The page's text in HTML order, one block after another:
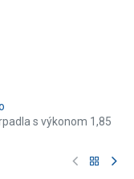
s výkonom 1,85